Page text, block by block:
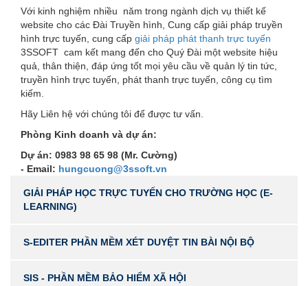
Với kinh nghiệm nhiều năm trong ngành dịch vụ thiết kế
website cho các Đài Truyền hình, Cung cấp giải pháp truyền
hình trực tuyến, cung cấp giải pháp phát thanh trực tuyến
3SSOFT cam kết mang đến cho Quý Đài một website hiệu
quả, thân thiện, đáp ứng tốt mọi yêu cầu về quản lý tin tức,
truyền hình trực tuyến, phát thanh trực tuyến, công cụ tìm
kiếm.
Hãy Liên hệ với chúng tôi để được tư vấn.
Phòng Kinh doanh và dự án:
Dự án: 0983 98 65 98 (Mr. Cường)
- Email: hungcuong@3ssoft.vn
GIẢI PHÁP HỌC TRỰC TUYẾN CHO TRƯỜNG HỌC (E-
LEARNING)
S-EDITER PHẦN MỀM XÉT DUYỆT TIN BÀI NỘI BỘ
SIS - PHẦN MỀM BẢO HIỂM XÃ HỘI